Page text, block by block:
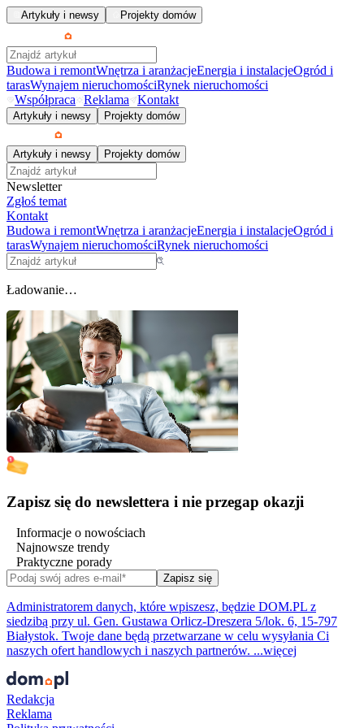
Artykuły i newsy Projekty domów
Budowa i remontWnętrza i aranżacjeEnergia i instalacjeOgród i
tarasWynajem nieruchomościRynek nieruchomości
Współpraca
Reklama Kontakt
Artykuły i newsy Projekty domów
Artykuły i newsy Projekty domów
Newsletter
Zgłoś temat
Kontakt
Budowa i remontWnętrza i aranżacjeEnergia i instalacjeOgród i
tarasWynajem nieruchomościRynek nieruchomości
Ładowanie…
Zapisz się do newslettera i nie przegap okazji
Informacje o nowościach
Najnowsze trendy
Praktyczne porady
Zapisz się
Administratorem danych, które wpiszesz, będzie DOM.PL z
siedzibą przy ul. Gen. Gustawa Orlicz-Dreszera 5/lok. 6, 15-797
Białystok. Twoje dane będą przetwarzane w celu wysyłania Ci
naszych ofert handlowych i naszych partnerów. ...więcej
Redakcja
Reklama